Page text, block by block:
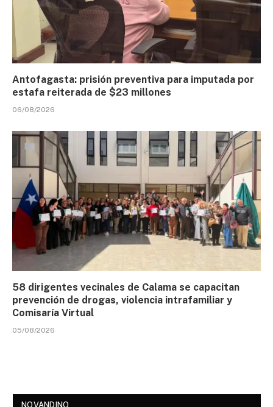
Antofagasta: prisión preventiva para imputada por
estafa reiterada de $23 millones
06/08/2026
58 dirigentes vecinales de Calama se capacitan
prevención de drogas, violencia intrafamiliar y
Comisaría Virtual
05/08/2026
NOVANDINO